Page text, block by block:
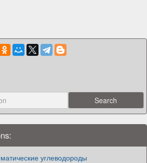
углеводороды